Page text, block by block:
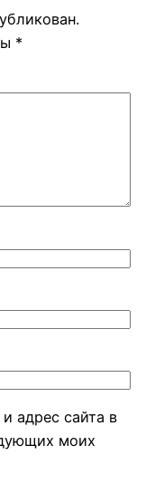
*
адрес сайта в
моих